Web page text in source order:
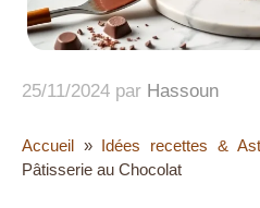
25/11/2024 par Hassoun
Accueil » Idées recettes &
Pâtisserie au Chocolat